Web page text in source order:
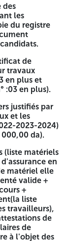
générales
aux
des
public. le
de beni aziz.
avec exigence
suivante:
ouest de la
urbain VAS 08
oulad-
et mechta
oulad
n° 271 et le
oulad-
281 et ouata-
intéressés
du bureau
contre
D A)
des
les
du registre
de
travaux
en plus et
:03 en plus).
justifiés par
et les
2023-2024)
da).
(liste matériels
en
matériel elle
valide +
+
liste
travailleurs),
de
de
à l'objet des